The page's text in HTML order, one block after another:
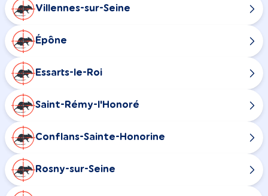
Villennes-sur-Seine
Épône
Essarts-le-Roi
Saint-Rémy-l'Honoré
Conflans-Sainte-Honorine
Rosny-sur-Seine